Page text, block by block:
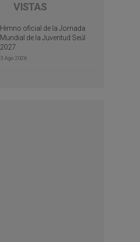
VISTAS
Himno oficial de la Jornada
Mundial de la Juventud Seúl
2027
3 Ago 2026